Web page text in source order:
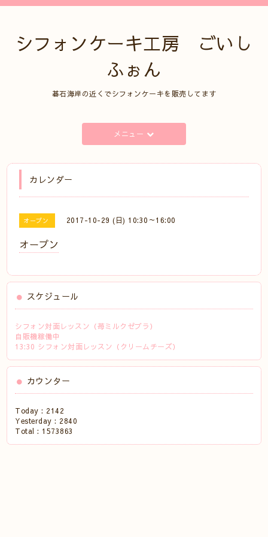
シフォンケーキ工房 ごいし
ふぉん
碁石海岸の近くでシフォンケーキを販売してます
メニュー
カレンダー
オープン 2017-10-29 (日) 10:30～16:00
オープン
スケジュール
シフォン対面レッスン（苺ミルクゼブラ）
自販機稼働中
13:30 シフォン対面レッスン（クリームチーズ）
カウンター
Today : 2142
Yesterday : 2840
Total : 1573863